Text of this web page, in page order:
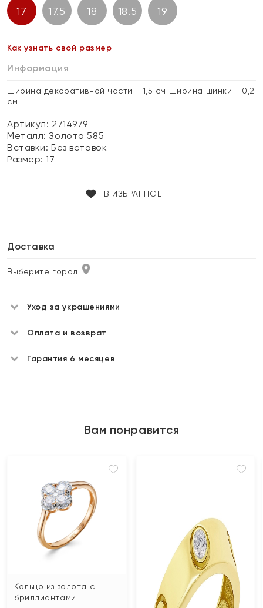
17 17.5 18 18.5 19
Как узнать свой размер
Информация
Ширина декоративной части - 1,5 см Ширина шинки - 0,2
см
Артикул: 2714979
Металл:Золото 585
Вставки:Без вставок
Размер:17
В ИЗБРАННОЕ
Доставка
Выберите город
Уход за украшениями
Оплата и возврат
Гарантия 6 месяцев
Вам понравится
Кольцо из золота с
бриллиантами